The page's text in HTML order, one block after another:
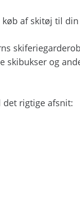
af skitøj til
skibukser og
det rigtige afsnit: